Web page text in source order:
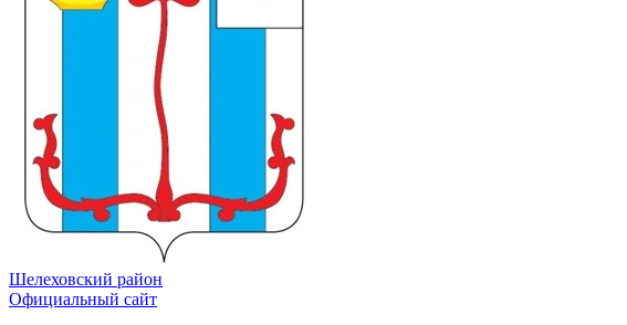
Шелеховский район
Официальный сайт